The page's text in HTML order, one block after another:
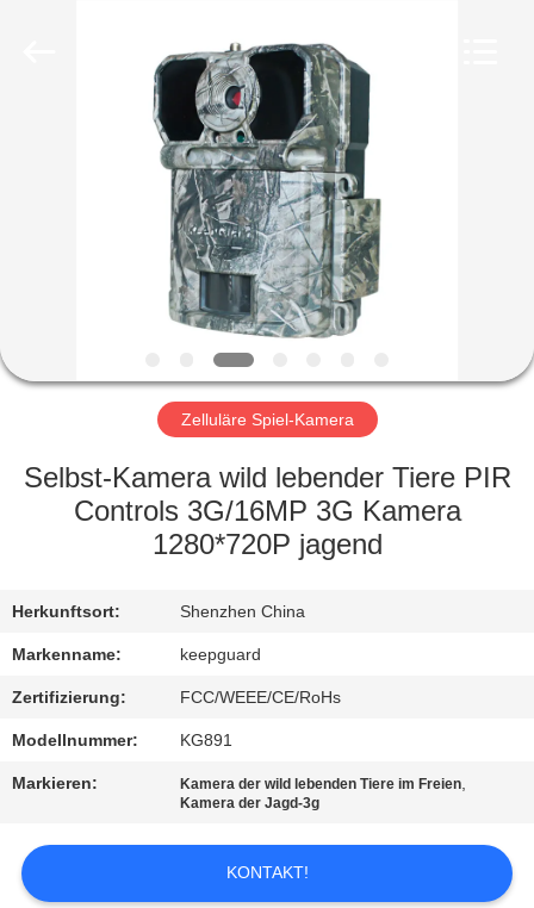
PRODUKTE
ÜBER
WERKSBESICHTIGUNG
KONTAKT
MIT
UNS
NEUIGKEITEN
BITTE
Zelluläre Spiel-Kamera
Selbst-Kamera wild lebender Tiere PIR
Controls 3G/16MP 3G Kamera
1280*720P jagend
Herkunftsort: Shenzhen China
Markenname: keepguard
Zertifizierung: FCC/WEEE/CE/RoHs
Modellnummer: KG891
Markieren: Kamera der wild lebenden Tiere im Freien,
Kamera der Jagd-3g
KONTAKT!